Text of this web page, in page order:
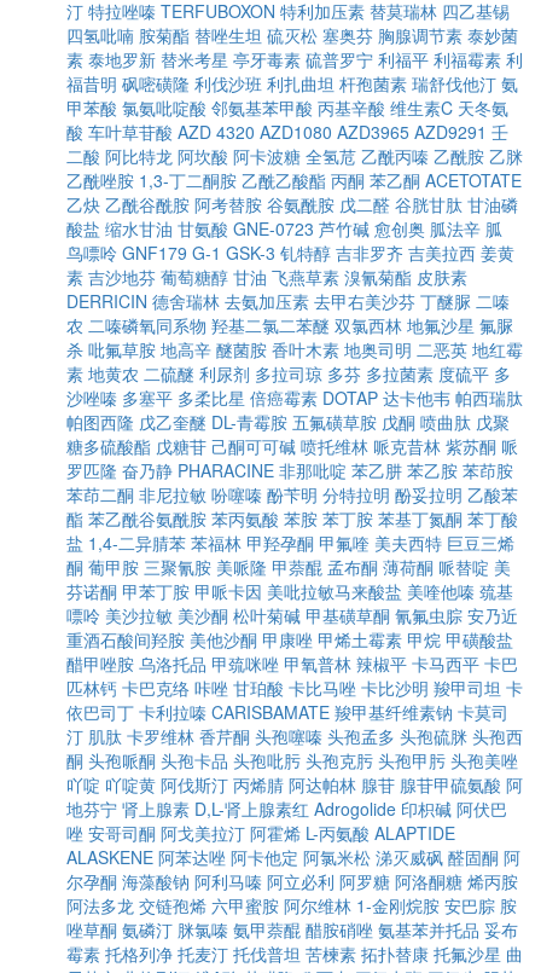
汀 特拉唑嗪 TERFUBOXON 特利加压素 替莫瑞林 四乙基锡
四氢吡喃 胺菊酯 替唑生坦 硫灭松 塞奥芬 胸腺调节素 泰妙菌
素 泰地罗新 替米考星 亭牙毒素 硫普罗宁 利福平 利福霉素 利
福昔明 砜嘧磺隆 利伐沙班 利扎曲坦 杆孢菌素 瑞舒伐他汀 氨
甲苯酸 氯氨吡啶酸 邻氨基苯甲酸 丙基辛酸 维生素C 天冬氨
酸 车叶草苷酸 AZD 4320 AZD1080 AZD3965 AZD9291 壬
二酸 阿比特龙 阿坎酸 阿卡波糖 全氢苊 乙酰丙嗪 乙酰胺 乙脒
乙酰唑胺 1,3-丁二酮胺 乙酰乙酸酯 丙酮 苯乙酮 ACETOTATE
乙炔 乙酰谷酰胺 阿考替胺 谷氨酰胺 戊二醛 谷胱甘肽 甘油磷
酸盐 缩水甘油 甘氨酸 GNE-0723 芦竹碱 愈创奥 胍法辛 胍
鸟嘌呤 GNF179 G-1 GSK-3 钆特醇 吉非罗齐 吉美拉西 姜黄
素 吉沙地芬 葡萄糖醇 甘油 飞燕草素 溴氰菊酯 皮肤素
DERRICIN 德舍瑞林 去氨加压素 去甲右美沙芬 丁醚脲 二嗪
农 二嗪磷氧同系物 羟基二氯二苯醚 双氯西林 地氟沙星 氟脲
杀 吡氟草胺 地高辛 醚菌胺 香叶木素 地奥司明 二恶英 地红霉
素 地黄农 二硫醚 利尿剂 多拉司琼 多芬 多拉菌素 度硫平 多
沙唑嗪 多塞平 多柔比星 倍癌霉素 DOTAP 达卡他韦 帕西瑞肽
帕图西隆 戊乙奎醚 DL-青霉胺 五氟磺草胺 戊酮 喷曲肽 戊聚
糖多硫酸酯 戊糖苷 己酮可可碱 喷托维林 哌克昔林 紫苏酮 哌
罗匹隆 奋乃静 PHARACINE 非那吡啶 苯乙肼 苯乙胺 苯茚胺
苯茚二酮 非尼拉敏 吩噻嗪 酚苄明 分特拉明 酚妥拉明 乙酸苯
酯 苯乙酰谷氨酰胺 苯丙氨酸 苯胺 苯丁胺 苯基丁氮酮 苯丁酸
盐 1,4-二异腈苯 苯福林 甲羟孕酮 甲氟喹 美夫西特 巨豆三烯
酮 葡甲胺 三聚氰胺 美哌隆 甲萘醌 孟布酮 薄荷酮 哌替啶 美
芬诺酮 甲苯丁胺 甲哌卡因 美吡拉敏马来酸盐 美喹他嗪 巯基
嘌呤 美沙拉敏 美沙酮 松叶菊碱 甲基磺草酮 氰氟虫腙 安乃近
重酒石酸间羟胺 美他沙酮 甲康唑 甲烯土霉素 甲烷 甲磺酸盐
醋甲唑胺 乌洛托品 甲巯咪唑 甲氧普林 辣椒平 卡马西平 卡巴
匹林钙 卡巴克络 咔唑 甘珀酸 卡比马唑 卡比沙明 羧甲司坦 卡
依巴司丁 卡利拉嗪 CARISBAMATE 羧甲基纤维素钠 卡莫司
汀 肌肽 卡罗维林 香芹酮 头孢噻嗪 头孢孟多 头孢硫脒 头孢西
酮 头孢哌酮 头孢卡品 头孢吡肟 头孢克肟 头孢甲肟 头孢美唑
吖啶 吖啶黄 阿伐斯汀 丙烯腈 阿达帕林 腺苷 腺苷甲硫氨酸 阿
地芬宁 肾上腺素 D,L-肾上腺素红 Adrogolide 印枳碱 阿伏巴
唑 安哥司酮 阿戈美拉汀 阿霍烯 L-丙氨酸 ALAPTIDE
ALASKENE 阿苯达唑 阿卡他定 阿氯米松 涕灭威砜 醛固酮 阿
尔孕酮 海藻酸钠 阿利马嗪 阿立必利 阿罗糖 阿洛酮糖 烯丙胺
阿法多龙 交链孢烯 六甲蜜胺 阿尔维林 1-金刚烷胺 安巴腙 胺
唑草酮 氨磷汀 脒氯嗪 氨甲萘醌 醋胺硝唑 氨基苯并托品 妥布
霉素 托格列净 托麦汀 托伐普坦 苦楝素 拓扑替康 托氟沙星 曲